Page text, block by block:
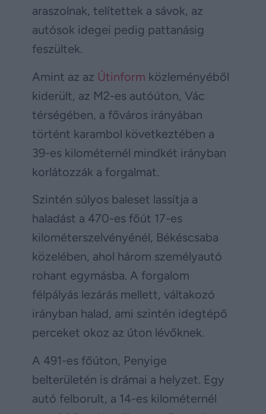
araszolnak, telítettek a sávok, az
autósok idegei pedig pattanásig
feszültek.
Amint az az Útinform közleményéből
kiderült, az M2-es autóúton, Vác
térségében, a főváros irányában
történt karambol következtében a
39-es kilométernél mindkét irányban
korlátozzák a forgalmat.
Szintén súlyos baleset lassítja a
haladást a 470-es főút 17-es
kilométerszelvényénél, Békéscsaba
közelében, ahol három személyautó
rohant egymásba. A forgalom
félpályás lezárás mellett, váltakozó
irányban halad, ami szintén idegtépő
perceket okoz az úton lévőknek.
A 491-es főúton, Penyige
belterületén is drámai a helyzet. Egy
autó felborult, a 14-es kilométernél